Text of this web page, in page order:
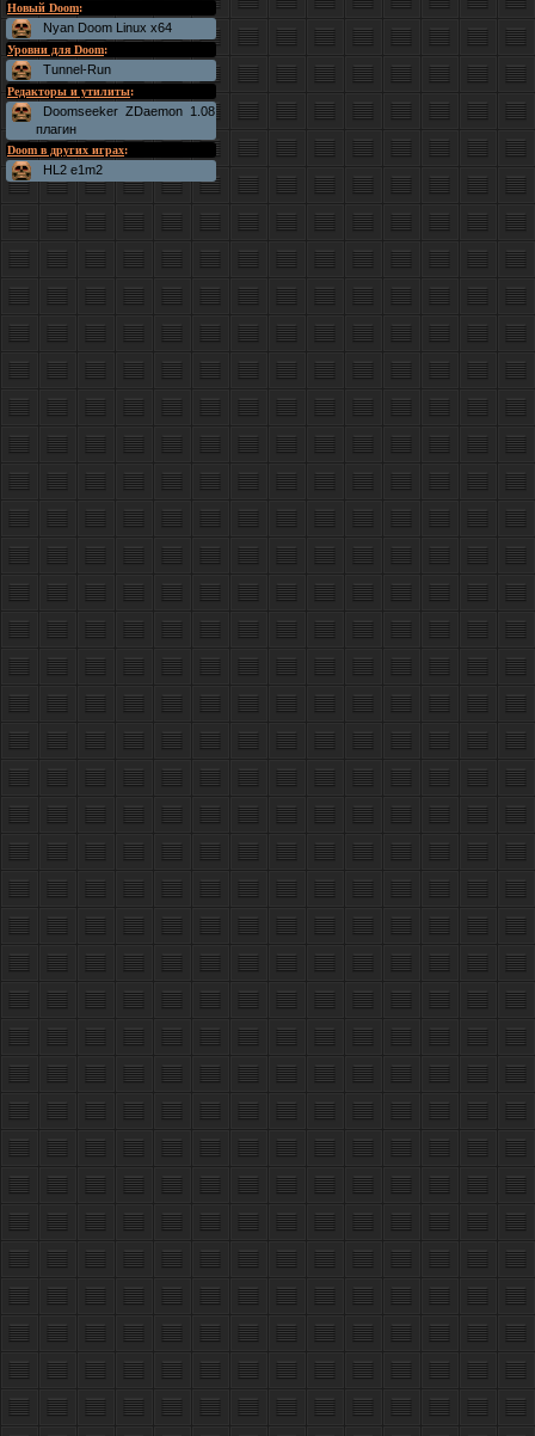
Новый Doom:
Nyan Doom Linux x64
Уровни для Doom:
Tunnel-Run
Редакторы и утилиты:
Doomseeker ZDaemon 1.08
плагин
Doom в других играх:
HL2 e1m2